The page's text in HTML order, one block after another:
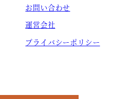
お問い合わせ
運営会社
プライバシーポリシー